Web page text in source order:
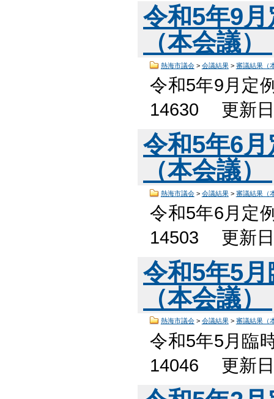
令和5年9
（本会議）
熱海市議会> 会議結果> 審議結果（
令和5年9月定
14630 更新
令和5年6
（本会議）
熱海市議会> 会議結果> 審議結果（
令和5年6月定
14503 更新
令和5年5
（本会議）
熱海市議会> 会議結果> 審議結果（
令和5年5月臨
14046 更新